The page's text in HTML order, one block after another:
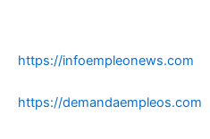
https://infoempleonews.com
https://demandaempleos.com